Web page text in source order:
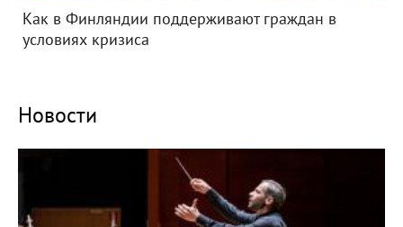
Как в Финляндии поддерживают граждан в
условиях кризиса
Новости